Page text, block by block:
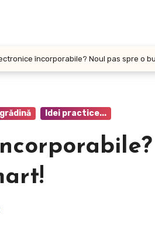
încorporabile? Noul pas spre o
Idei practice...